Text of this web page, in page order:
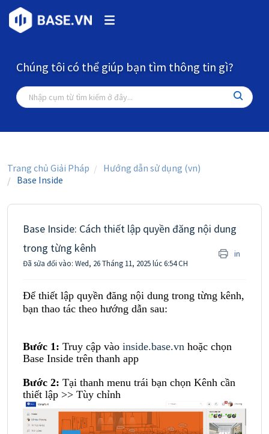
Chúng tôi có thể giúp bạn tìm thông tin gì?
Trang chủ Giải Pháp
Hướng dẫn sử dụng (vn)
Base Inside
Base Inside: Cách thiết lập quyền đăng nội dung
trong từng kênh
in
Đã sửa đổi vào: Wed, 26 Tháng 11, 2025 lúc 6:54 CH
Để thiết lập quyền đăng nội dung trong từng kênh,
bạn thao tác theo hướng dẫn sau:
Bước 1: Truy cập vào inside.base.vn hoặc chọn
Base Inside trên thanh app
Bước 2: Tại thanh menu trái bạn chọn Kênh cần
thiết lập >> Tùy chỉnh